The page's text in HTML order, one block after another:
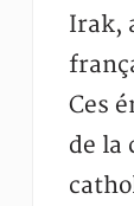
Irak,
Ces
de la